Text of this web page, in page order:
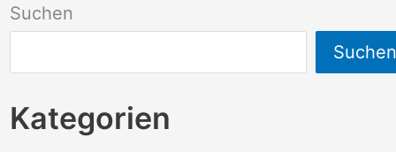
Suchen
Suchen
Kategorien